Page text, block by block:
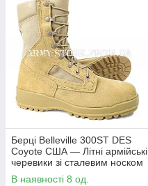
Берці Belleville 300ST DES
Coyote США — Літні армійські
черевики зі сталевим носком
(Steel Toe)
В наявності 8 од.